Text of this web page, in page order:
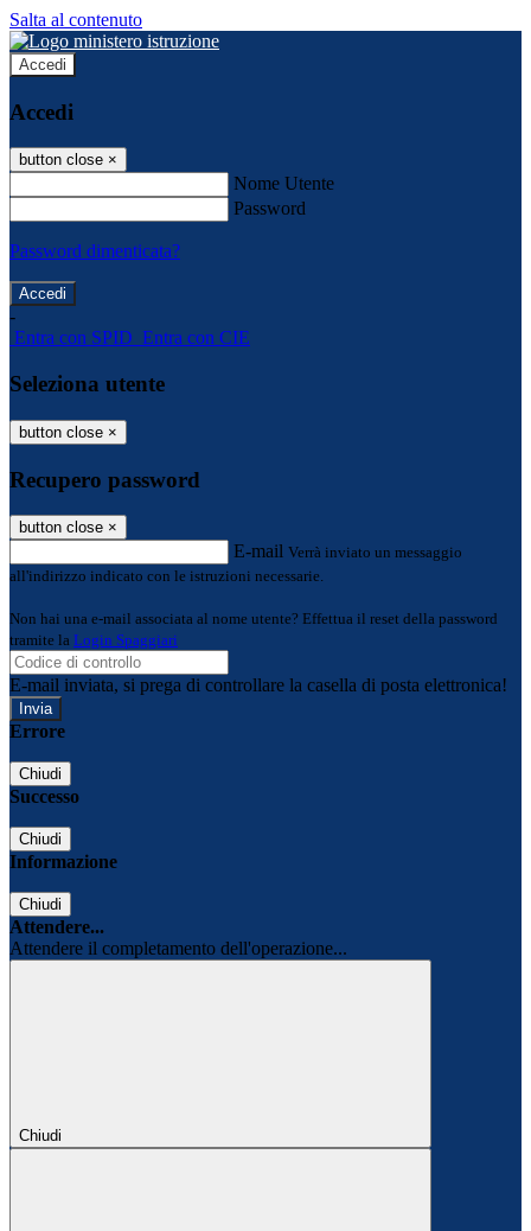
Salta al contenuto
Accedi
Accedi
button close ×
Nome Utente
Password
Password dimenticata?
-
Entra con SPID Entra con CIE
Seleziona utente
button close ×
Recupero password
button close ×
E-mail Verrà inviato un messaggio
all'indirizzo indicato con le istruzioni necessarie.
Non hai una e-mail associata al nome utente? Effettua il reset della password
tramite la Login Spaggiari
E-mail inviata, si prega di controllare la casella di posta elettronica!
Errore
Chiudi
Successo
Chiudi
Informazione
Chiudi
Attendere...
Attendere il completamento dell'operazione...
Chiudi